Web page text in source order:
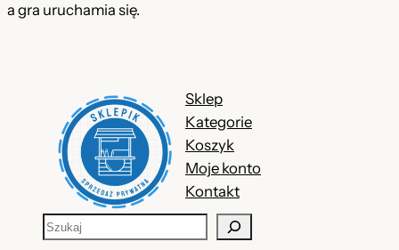
a gra uruchamia się.
Sklep
Kategorie
Koszyk
Moje konto
Kontakt
S